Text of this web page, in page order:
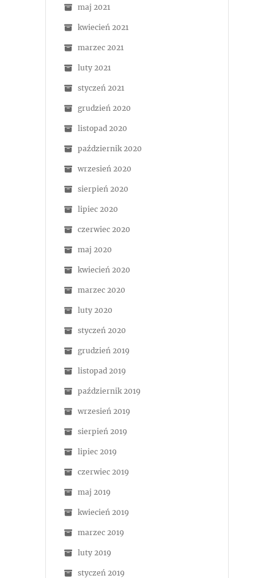
maj 2021
kwiecień 2021
marzec 2021
luty 2021
styczeń 2021
grudzień 2020
listopad 2020
październik 2020
wrzesień 2020
sierpień 2020
lipiec 2020
czerwiec 2020
maj 2020
kwiecień 2020
marzec 2020
luty 2020
styczeń 2020
grudzień 2019
listopad 2019
październik 2019
wrzesień 2019
sierpień 2019
lipiec 2019
czerwiec 2019
maj 2019
kwiecień 2019
marzec 2019
luty 2019
styczeń 2019